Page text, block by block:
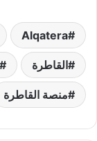
Alqatera
القاطرة
منصة القاطرة